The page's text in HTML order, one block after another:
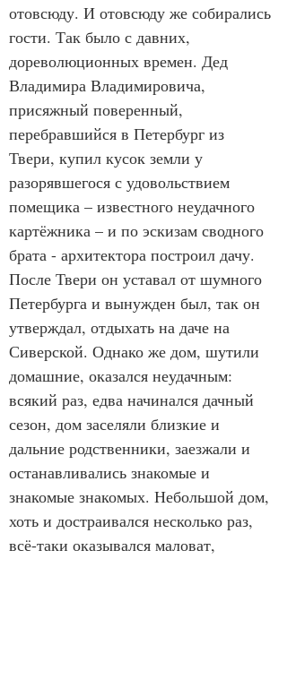
отовсюду. И отовсюду же собирались
гости. Так было с давних,
дореволюционных времен. Дед
Владимира Владимировича,
присяжный поверенный,
перебравшийся в Петербург из
Твери, купил кусок земли у
разорявшегося с удовольствием
помещика – известного неудачного
картёжника – и по эскизам сводного
брата - архитектора построил дачу.
После Твери он уставал от шумного
Петербурга и вынужден был, так он
утверждал, отдыхать на даче на
Сиверской. Однако же дом, шутили
домашние, оказался неудачным:
всякий раз, едва начинался дачный
сезон, дом заселяли близкие и
дальние родственники, заезжали и
останавливались знакомые и
знакомые знакомых. Небольшой дом,
хоть и достраивался несколько раз,
всё-таки оказывался маловат,